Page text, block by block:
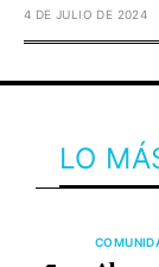
4 DE JULIO DE 2024
LO